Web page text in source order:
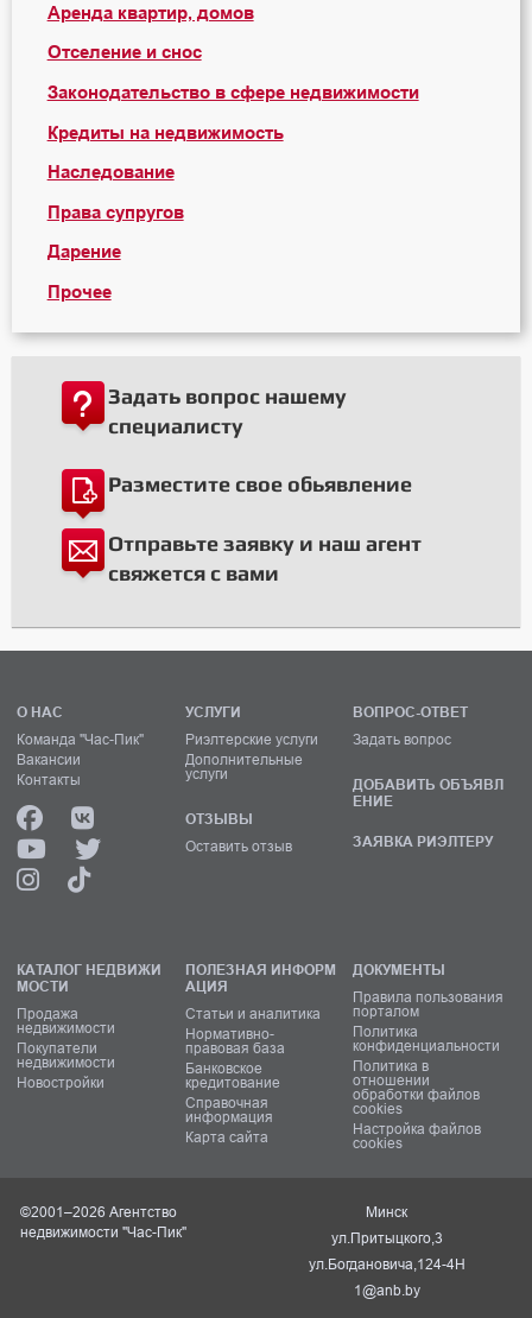
Аренда квартир, домов
Отселение и снос
Законодательство в сфере недвижимости
Кредиты на недвижимость
Наследование
Права супругов
Дарение
Прочее
Задать вопрос нашему
специалисту
Разместите свое обьявление
Отправьте заявку и наш агент
свяжется с вами
О НАС
Команда "Час-Пик"
Вакансии
Контакты
УСЛУГИ
Риэлтерские услуги
Дополнительные
услуги
ОТЗЫВЫ
Оставить отзыв
ВОПРОС-ОТВЕТ
Задать вопрос
ДОБАВИТЬ ОБЪЯВЛ
ЕНИЕ
ЗАЯВКА РИЭЛТЕРУ
КАТАЛОГ НЕДВИЖИ
МОСТИ
Продажа
недвижимости
Покупатели
недвижимости
Новостройки
ПОЛЕЗНАЯ ИНФОРМ
АЦИЯ
Статьи и аналитика
Нормативно-
правовая база
Банковское
кредитование
Справочная
информация
Карта сайта
ДОКУМЕНТЫ
Правила пользования
порталом
Политика
конфиденциальности
Политика в
отношении
обработки файлов
cookies
Настройка файлов
cookies
©2001–2026 Агентство
недвижимости "Час-Пик"
Минск
ул.Притыцкого,3
ул.Богдановича,124-4Н
1@anb.by